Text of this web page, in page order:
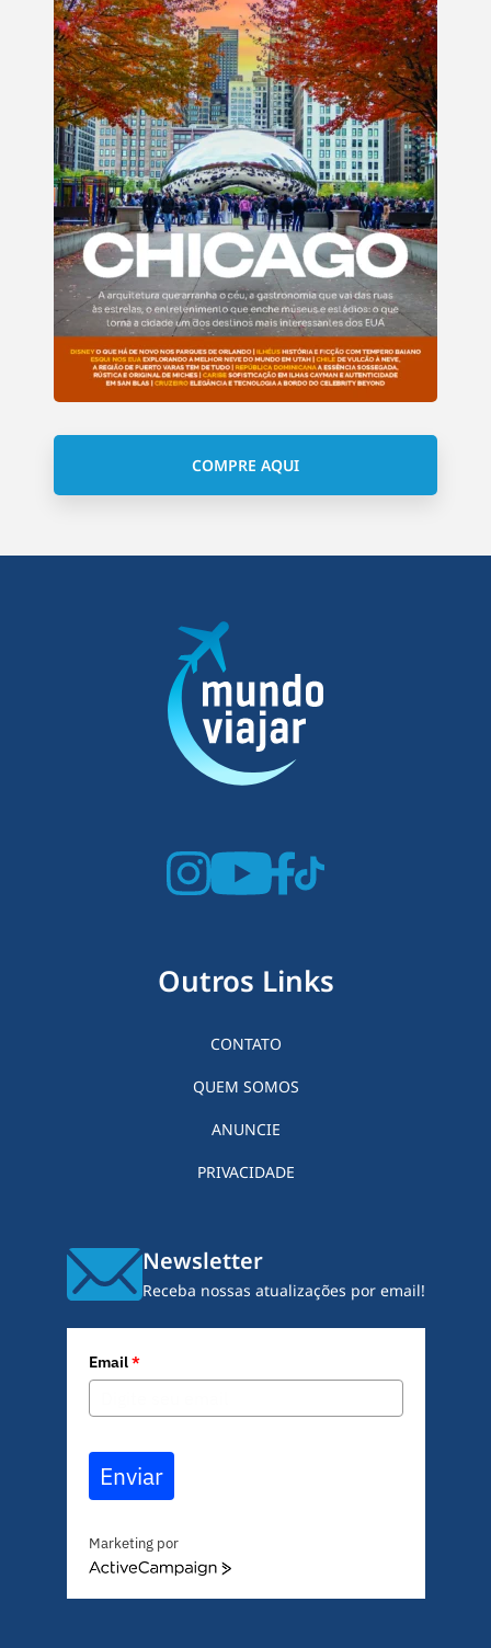
COMPRE AQUI
Outros Links
CONTATO
QUEM SOMOS
ANUNCIE
PRIVACIDADE
Newsletter
Receba nossas atualizações por email!
Email*
Enviar
Marketing por
A